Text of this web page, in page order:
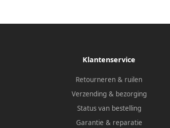
Klantenservice
Retourneren & ruilen
Verzending & bezorging
Status van bestelling
Garantie & reparatie